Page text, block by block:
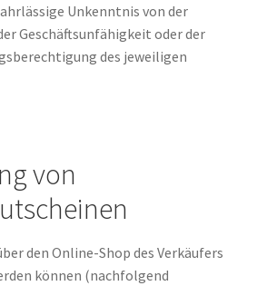
Unkenntnis von der
Geschäftsunfähigkeit oder der
des jeweiligen
von
den Online-Shop des Verkäufers
können (nachfolgend